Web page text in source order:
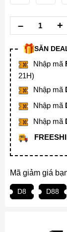
SĂN
Nhập mã
21H)
Nhập mã
Nhập mã
Nhập mã
Mã giảm giá
D8 D88